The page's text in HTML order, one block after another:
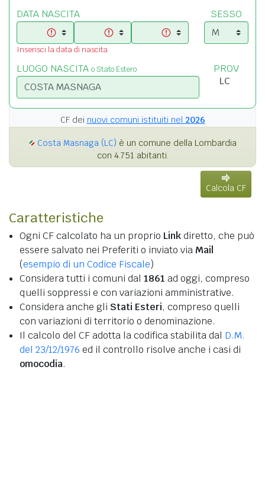
DATA NASCITA
Inserisci la data di nascita
SESSO
LUOGO NASCITA o Stato Estero PROV
CF dei nuovi comuni istituiti nel 2026
Costa Masnaga (LC) è un comune della Lombardia
con 4.751 abitanti.
Calcola CF
Caratteristiche
Ogni CF calcolato ha un proprio Linkdiretto, che può
essere salvato nei Preferiti o inviato via Mail
(esempio di un Codice Fiscale)
Considera tutti i comuni dal 1861 ad oggi, compreso
quelli soppressi e con variazioni amministrative.
Considera anche gli Stati Esteri, compreso quelli
con variazioni di territorio o denominazione.
Il calcolo del CF adotta la codifica stabilita dal D.M.
del 23/12/1976 ed il controllo risolve anche i casi di
omocodia.